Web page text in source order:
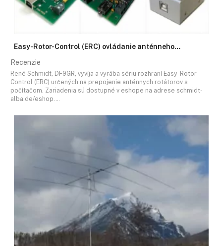
Easy-Rotor-Control (ERC) ovládanie anténneho…
Recenzie
René Schmidt, DF9GR, vyvíja a vyrába sériu rozhraní Easy-Rotor-
Control (ERC) určených na prepojenie anténnych rotátorov s
počítačom. Zariadenia sú dostupné v eshope na adrese schmidt-
alba.de/eshop.…